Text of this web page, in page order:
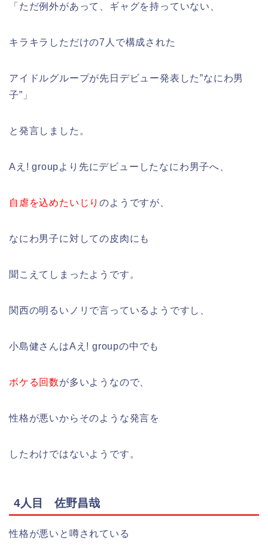
「ただ例外があって、ギャグを持っていない、
キラキラしただけの7人で構成された
アイドルグループが先日デビュー発表した”なにわ男
子”」
と発言しました。
Aえ! groupより先にデビューしたなにわ男子へ、
自虐を込めたいじりのようですが、
なにわ男子に対しての皮肉にも
聞こえてしまったようです。
関西の明るいノリで言っているようですし、
小島健さんはAえ! groupの中でも
ボケる回数が多いようなので、
性格が悪いからそのような発言を
したわけではないようです。
4人目 佐野昌哉
性格が悪いと噂されている